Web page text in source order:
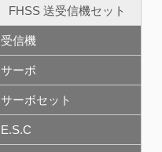
FHSS 送受信機セット
受信機
サーボ
サーボセット
E.S.C